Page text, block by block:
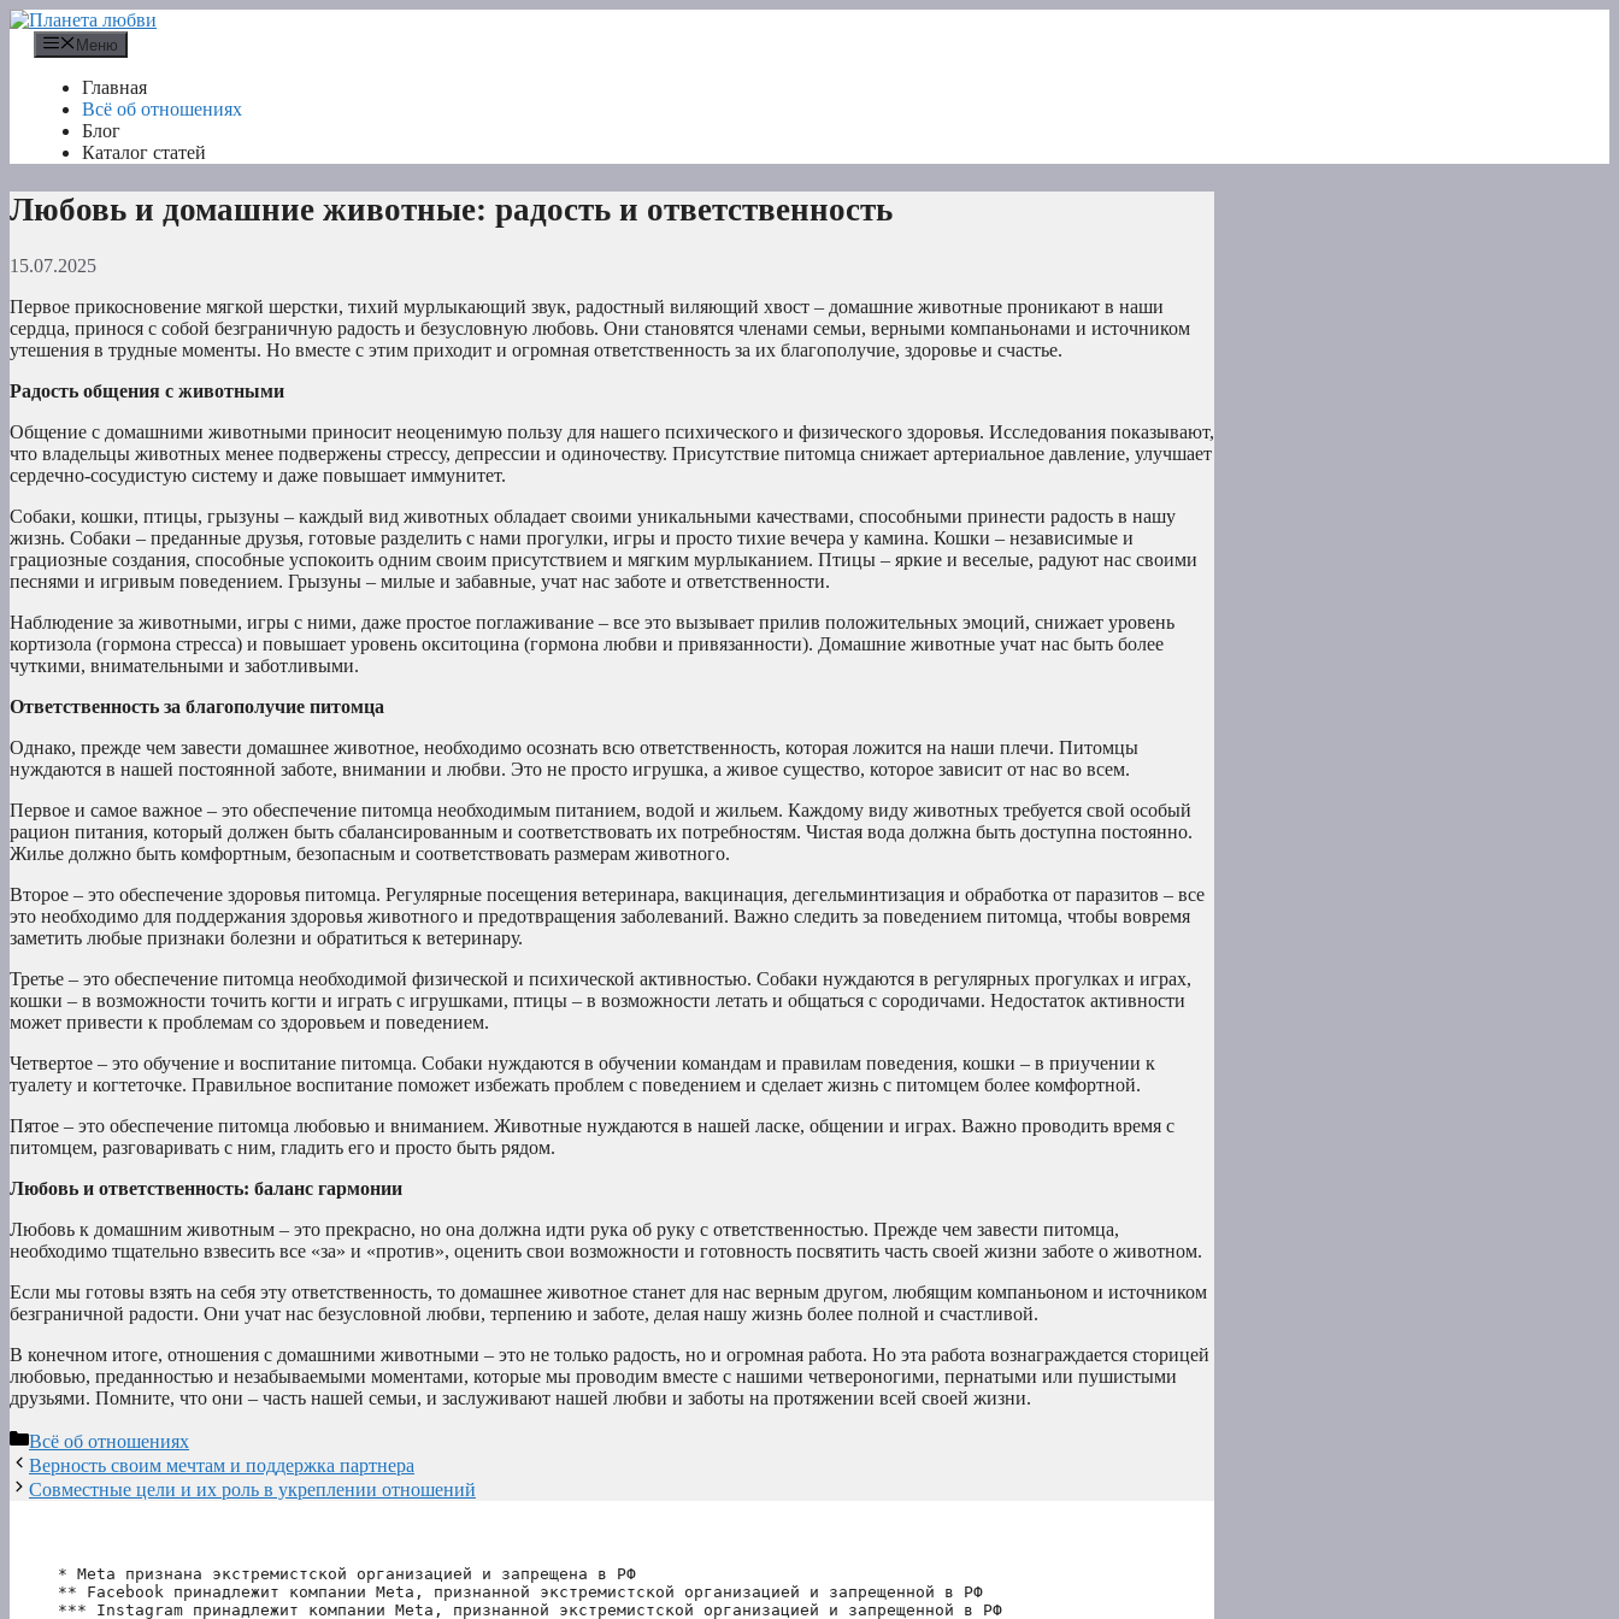
Перейти
содержимому
Меню
Главная
Всё об отношениях
Блог
Каталог статей
Любовь и домашние животные: радость и ответственность
15.07.2025
Первое прикосновение мягкой шерстки, тихий мурлыкающий звук, радостный виляющий хвост – домашние животные проникают в наши
сердца, принося с собой безграничную радость и безусловную любовь. Они становятся членами семьи, верными компаньонами и источником
утешения в трудные моменты. Но вместе с этим приходит и огромная ответственность за их благополучие, здоровье и счастье.
Радость общения с животными
Общение с домашними животными приносит неоценимую пользу для нашего психического и физического здоровья. Исследования показывают,
что владельцы животных менее подвержены стрессу, депрессии и одиночеству. Присутствие питомца снижает артериальное давление, улучшает
сердечно-сосудистую систему и даже повышает иммунитет.
Собаки, кошки, птицы, грызуны – каждый вид животных обладает своими уникальными качествами, способными принести радость в нашу
жизнь. Собаки – преданные друзья, готовые разделить с нами прогулки, игры и просто тихие вечера у камина. Кошки – независимые и
грациозные создания, способные успокоить одним своим присутствием и мягким мурлыканием. Птицы – яркие и веселые, радуют нас своими
песнями и игривым поведением. Грызуны – милые и забавные, учат нас заботе и ответственности.
Наблюдение за животными, игры с ними, даже простое поглаживание – все это вызывает прилив положительных эмоций, снижает уровень
кортизола (гормона стресса) и повышает уровень окситоцина (гормона любви и привязанности). Домашние животные учат нас быть более
чуткими, внимательными и заботливыми.
Ответственность за благополучие питомца
Однако, прежде чем завести домашнее животное, необходимо осознать всю ответственность, которая ложится на наши плечи. Питомцы
нуждаются в нашей постоянной заботе, внимании и любви. Это не просто игрушка, а живое существо, которое зависит от нас во всем.
Первое и самое важное – это обеспечение питомца необходимым питанием, водой и жильем. Каждому виду животных требуется свой особый
рацион питания, который должен быть сбалансированным и соответствовать их потребностям. Чистая вода должна быть доступна постоянно.
Жилье должно быть комфортным, безопасным и соответствовать размерам животного.
Второе – это обеспечение здоровья питомца. Регулярные посещения ветеринара, вакцинация, дегельминтизация и обработка от паразитов – все
это необходимо для поддержания здоровья животного и предотвращения заболеваний. Важно следить за поведением питомца, чтобы вовремя
заметить любые признаки болезни и обратиться к ветеринару.
Третье – это обеспечение питомца необходимой физической и психической активностью. Собаки нуждаются в регулярных прогулках и играх,
кошки – в возможности точить когти и играть с игрушками, птицы – в возможности летать и общаться с сородичами. Недостаток активности
может привести к проблемам со здоровьем и поведением.
Четвертое – это обучение и воспитание питомца. Собаки нуждаются в обучении командам и правилам поведения, кошки – в приучении к
туалету и когтеточке. Правильное воспитание поможет избежать проблем с поведением и сделает жизнь с питомцем более комфортной.
Пятое – это обеспечение питомца любовью и вниманием. Животные нуждаются в нашей ласке, общении и играх. Важно проводить время с
питомцем, разговаривать с ним, гладить его и просто быть рядом.
Любовь и ответственность: баланс гармонии
Любовь к домашним животным – это прекрасно, но она должна идти рука об руку с ответственностью. Прежде чем завести питомца,
необходимо тщательно взвесить все «за» и «против», оценить свои возможности и готовность посвятить часть своей жизни заботе о животном.
Если мы готовы взять на себя эту ответственность, то домашнее животное станет для нас верным другом, любящим компаньоном и источником
безграничной радости. Они учат нас безусловной любви, терпению и заботе, делая нашу жизнь более полной и счастливой.
В конечном итоге, отношения с домашними животными – это не только радость, но и огромная работа. Но эта работа вознаграждается сторицей
любовью, преданностью и незабываемыми моментами, которые мы проводим вместе с нашими четвероногими, пернатыми или пушистыми
друзьями. Помните, что они – часть нашей семьи, и заслуживают нашей любви и заботы на протяжении всей своей жизни.
Рубрики
Всё об отношениях
Верность своим мечтам и поддержка партнера
Совместные цели и их роль в укреплении отношений
* Meta признана экстремистской организацией и запрещена в РФ
** Facebook принадлежит компании Meta, признанной экстремистской организацией и запрещенной в РФ
*** Instagram принадлежит компании Meta, признанной экстремистской организацией и запрещенной в РФ